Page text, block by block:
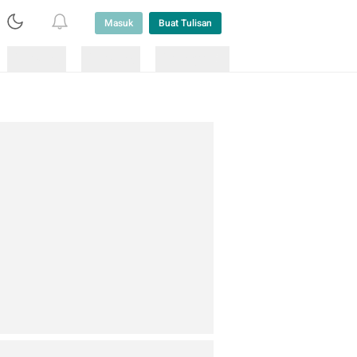
Masuk Buat Tulisan